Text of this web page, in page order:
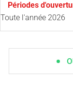
Périodes
Toute l'année 2026